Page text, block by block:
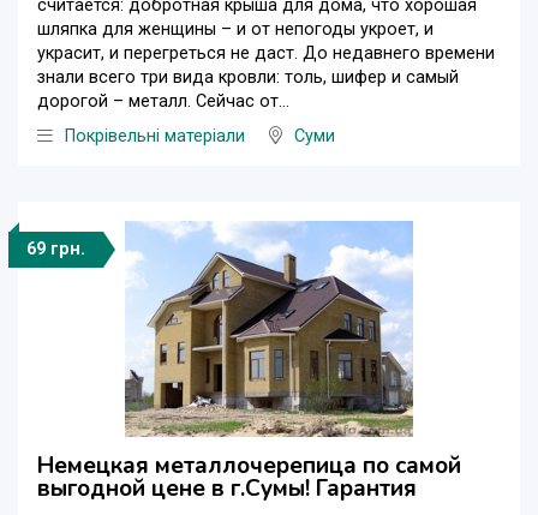
считается: добротная крыша для дома, что хорошая
шляпка для женщины – и от непогоды укроет, и
украсит, и перегреться не даст. До недавнего времени
знали всего три вида кровли: толь, шифер и самый
дорогой – металл. Сейчас от...
Покрівельні матеріали
Суми
69 грн.
Немецкая металлочерепица по самой
выгодной цене в г.Сумы! Гарантия